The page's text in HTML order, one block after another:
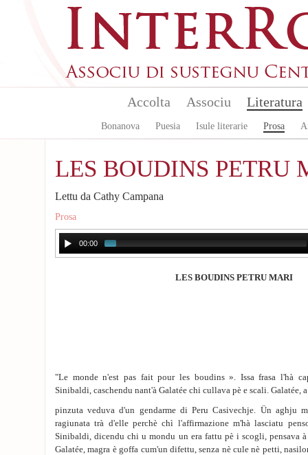
Accolta Associu Literatura
Bonanova Puesia Isule literarie Prosa
LES BOUDINS PETRU
Lettu da Cathy Campana
Prosa
00:00
LES BOUDINS PETRU MARI
"Le monde n'est pas fait pour les boudins ». Issa frasa l'hà
Sinibaldi, caschendu nant'à Galatée chi cullava pè e scali. Galatée,
pinzuta veduva d'un gendarme di Peru Casivechje. Ün aghju
ragiunata trà d'elle perchè chì l'affirmazione m'hà lasciatu
Sinibaldi, dicendu chi u mondu un era fattu pè i scogli, pensava
Galatée, magra è goffa cum'un difettu, senza nè cule nè petti,